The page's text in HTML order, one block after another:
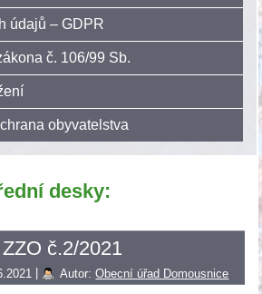
údajů – GDPR
č. 106/99 Sb.
obyvatelstva
desky:
č.2/2021
Autor: Obecní úřad Domousnice